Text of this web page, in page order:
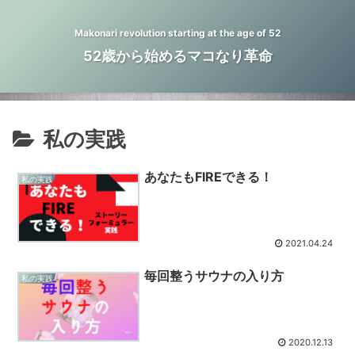
Makonari revolution starting at the age of 52
52歳から始めるマコなり革命
私の実践
私の実践 あなたもFIREできる！
2021.04.24
私の実践 毎回整うサウナの入り方
2020.12.13